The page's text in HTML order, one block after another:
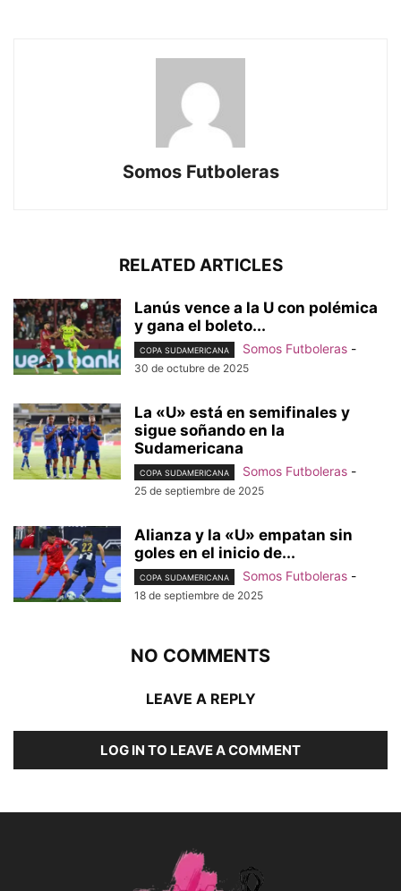
Somos Futboleras
RELATED ARTICLES
Lanús vence a la U con polémica
y gana el boleto...
COPA SUDAMERICANA Somos Futboleras -
30 de octubre de 2025
La «U» está en semifinales y
sigue soñando en la
Sudamericana
COPA SUDAMERICANA Somos Futboleras -
25 de septiembre de 2025
Alianza y la «U» empatan sin
goles en el inicio de...
COPA SUDAMERICANA Somos Futboleras -
18 de septiembre de 2025
NO COMMENTS
LEAVE A REPLY
LOG IN TO LEAVE A COMMENT